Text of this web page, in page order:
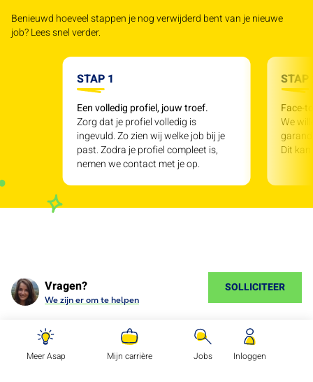
Benieuwd hoeveel stappen je nog verwijderd bent van je nieuwe
job? Lees snel verder.
STAP 1
Een volledig profiel, jouw troef.
Zorg dat je profiel volledig is
ingevuld. Zo zien wij welke job bij je
past. Zodra je profiel compleet is,
nemen we contact met je op.
STAP
Face-
We
Dit
Vragen?
We zijn er om te helpen
SOLLICITEER
Meer Asap Mijn carrière Jobs Inloggen